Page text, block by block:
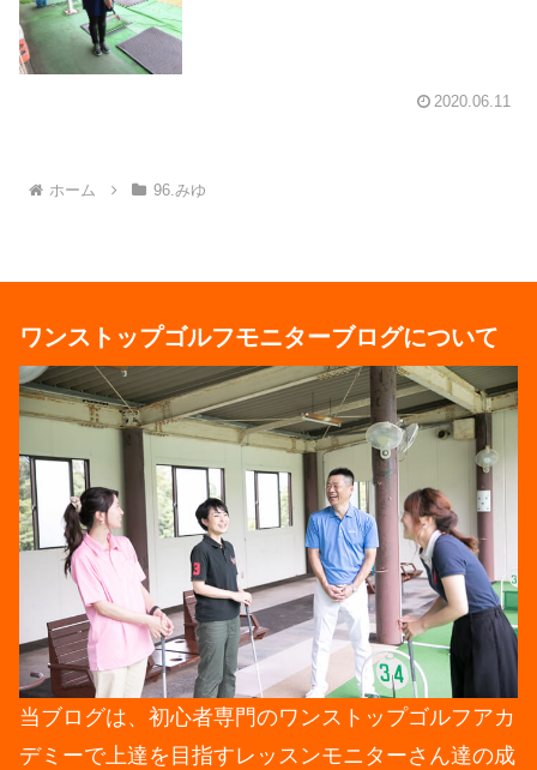
2020.06.11
ホーム 96.みゆ
ワンストップゴルフモニターブログについて
当ブログは、初心者専門のワンストップゴルフアカ
デミーで上達を目指すレッスンモニターさん達の成